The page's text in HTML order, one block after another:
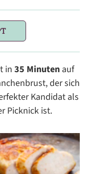
in35 Minuten auf
der sich
Kandidat als
Picknick ist.